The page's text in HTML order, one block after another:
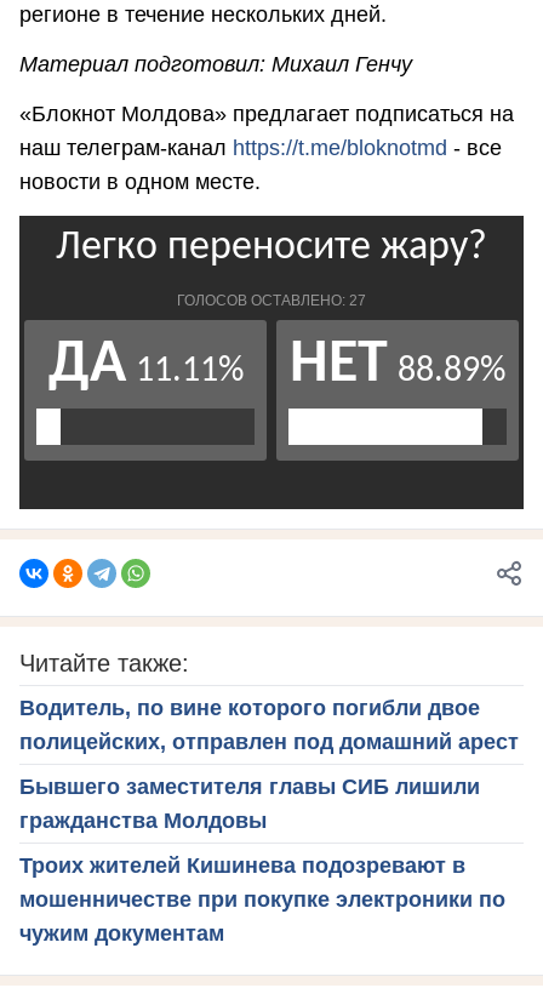
регионе в течение нескольких дней.
Материал подготовил: Михаил Генчу
«Блокнот Молдова» предлагает подписаться на
наш телеграм-канал https://t.me/bloknotmd - все
новости в одном месте.
Читайте также:
Водитель, по вине которого погибли двое
полицейских, отправлен под домашний арест
Бывшего заместителя главы СИБ лишили
гражданства Молдовы
Троих жителей Кишинева подозревают в
мошенничестве при покупке электроники по
чужим документам